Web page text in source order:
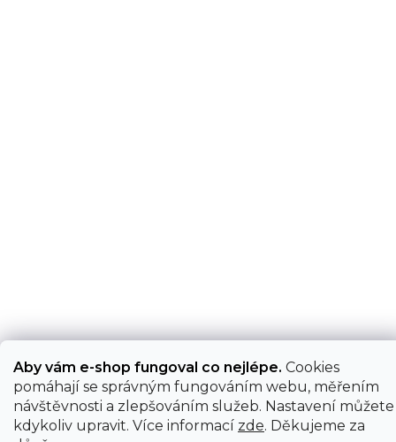
Aby vám e-shop fungoval co nejlépe. Cookies
pomáhají se správným fungováním webu, měřením
návštěvnosti a zlepšováním služeb. Nastavení můžete
kdykoliv upravit. Více informací zde. Děkujeme za